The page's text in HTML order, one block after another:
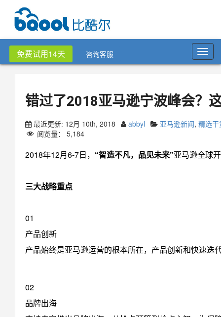
免费试用14天 咨询客服
错过了2018亚马逊宁波峰会？
最近更新: 12月 10th, 2018 abbyl 亚马逊新闻, 精选干
阅览量： 5,184
2018年12月6-7日， “智造不凡，品见未来”亚马逊全球
三大战略重点
01
产品创新
产品始终是亚马逊运营的根本所在，产品创新和快速
02
品牌出海